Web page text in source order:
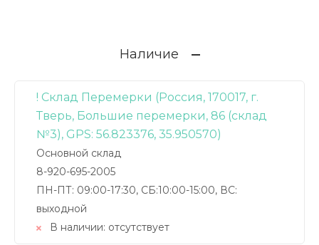
Наличие
! Склад Перемерки (Россия, 170017, г.
Тверь, Большие перемерки, 86 (склад
№3), GPS: 56.823376, 35.950570)
Основной склад
8-920-695-2005
ПН-ПТ: 09:00-17:30, СБ:10:00-15:00, ВС:
выходной
В наличии: отсутствует